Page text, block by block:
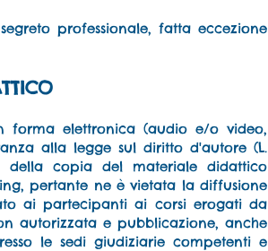
professionale, fatta eccezione
forma elettronica (audio e/o video,
alla legge sul diritto d'autore (L.
della copia del materiale didattico
pertante ne è vietata la diffusione
ai partecipanti ai corsi erogati da
autorizzata e pubblicazione, anche
le sedi giudiziarie competenti e